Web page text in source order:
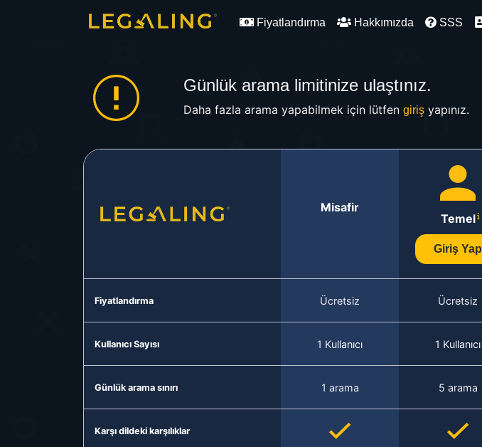
Fiyatlandırma Hakkımızda SSS
Günlük arama limitinize ulaştınız.
Daha fazla arama yapabilmek için lütfen girişyapınız.
Misafir
Temel
Giriş Yap
Fiyatlandırma Ücretsiz Ücretsiz
Kullanıcı Sayısı 1 Kullanıcı 1 Kullanıcı
Günlük arama sınırı 1 arama 5 arama
Karşı dildeki karşılıklar